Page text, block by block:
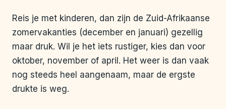
Reis je met kinderen, dan zijn de Zuid-Afrikaanse
zomervakanties (december en januari) gezellig
maar druk. Wil je het iets rustiger, kies dan voor
oktober, november of april. Het weer is dan vaak
nog steeds heel aangenaam, maar de ergste
drukte is weg.